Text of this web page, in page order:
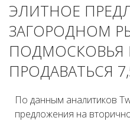
ЭЛИТНОЕ
ЗАГОРОДНОМ
ПОДМОСКОВЬЯ
ПРОДАВАТЬСЯ
По данным аналитиков
предложения на